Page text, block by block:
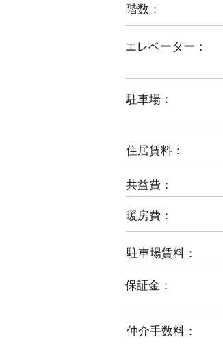
階数：
エレベーター：
駐車場：
住居賃料：
​共益費：
​暖房費：
​駐車場賃料：
​保証金：
​仲介手数料：